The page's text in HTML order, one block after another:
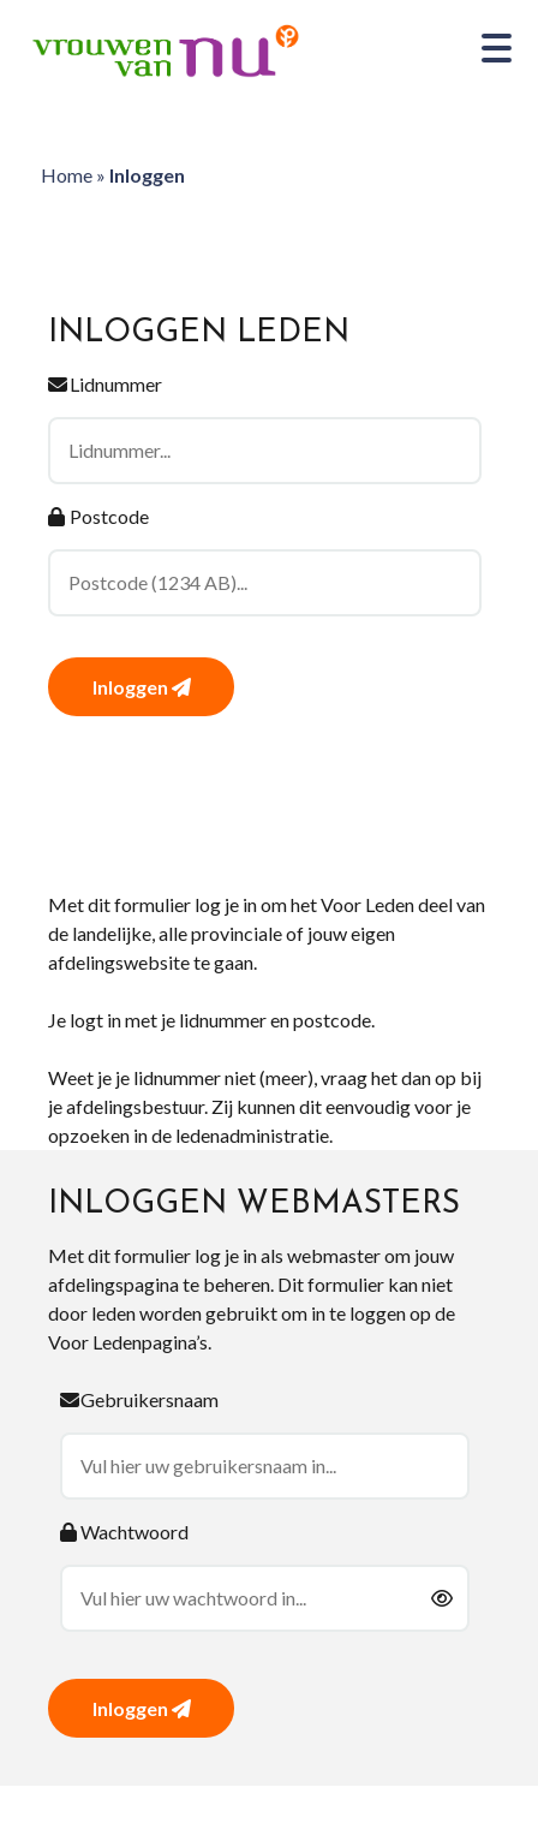
Home» Inloggen
INLOGGEN LEDEN
Lidnummer
Postcode
Inloggen
Met dit formulier log je in om het Voor Leden deel van
de landelijke, alle provinciale of jouw eigen
afdelingswebsite te gaan.
Je logt in met je lidnummer en postcode.
Weet je je lidnummer niet (meer), vraag het dan op bij
je afdelingsbestuur. Zij kunnen dit eenvoudig voor je
opzoeken in de ledenadministratie.
INLOGGEN WEBMASTERS
Met dit formulier log je in als webmaster om jouw
afdelingspagina te beheren. Dit formulier kan niet
door leden worden gebruikt om in te loggen op de
Voor Ledenpagina’s.
Gebruikersnaam
Wachtwoord
Inloggen